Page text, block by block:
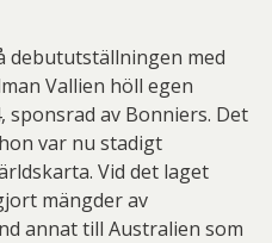
debututställningen med
Vallien höll egen
sponsrad av Bonniers. Det
var nu stadigt
Vid det laget
mängder av
annat till Australien som